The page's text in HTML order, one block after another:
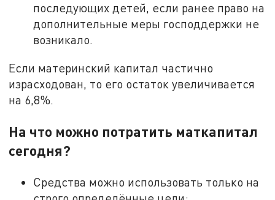
последующих детей, если ранее право на
дополнительные меры господдержки не
возникало.
Если материнский капитал частично
израсходован, то его остаток увеличивается
на 6,8%.
На что можно потратить маткапитал
сегодня?
Средства можно использовать только на